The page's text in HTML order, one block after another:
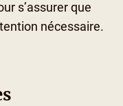
s’assurer que
nécessaire.